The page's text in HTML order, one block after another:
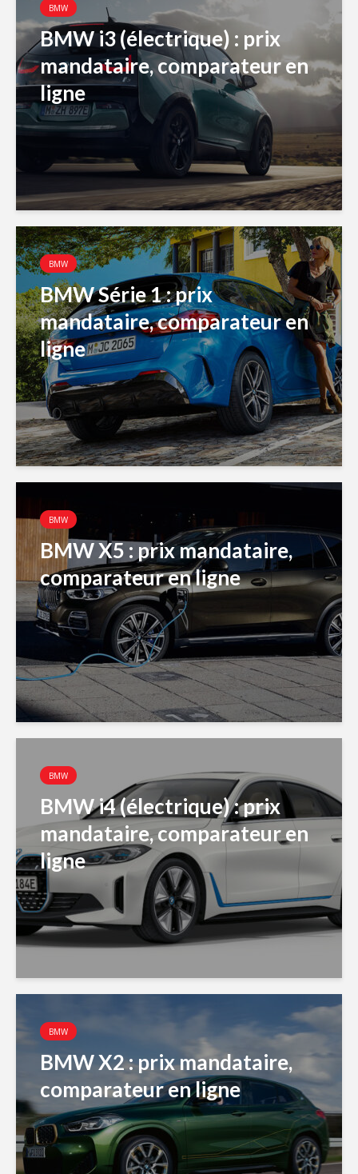
BMW
BMW i3 (électrique) : prix
mandataire, comparateur en
ligne
BMW
BMW Série 1 : prix
mandataire, comparateur en
ligne
BMW
BMW X5 : prix mandataire,
comparateur en ligne
BMW
BMW i4 (électrique) : prix
mandataire, comparateur en
ligne
BMW
BMW X2 : prix mandataire,
comparateur en ligne